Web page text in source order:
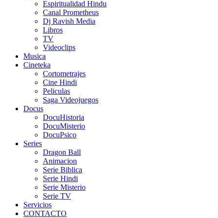
Espiritualidad Hindu
Canal Prometheus
Dj Ravish Media
Libros
TV
Videoclips
Musica
Cineteka
Cortometrajes
Cine Hindi
Peliculas
Saga Videojuegos
Docus
DocuHistoria
DocuMisterio
DocuPsico
Series
Dragon Ball
Animacion
Serie Biblica
Serie Hindi
Serie Misterio
Serie TV
Servicios
CONTACTO